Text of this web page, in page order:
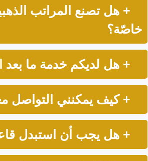
+ هل تصنع المراتب
خاصّة؟
+ هل لديكم خدمة ما بعد
+ كيف يمكنني التواصل
+ هل يجب أن استبدل